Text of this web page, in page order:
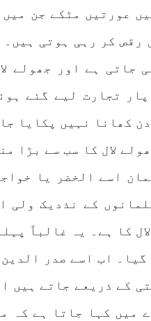
عورتیں مٹکے جن
رقص کر رہی ہوتی
جاتی ہے اور جھولے
تجارت لیے گئے
کھانا نہیں پکایا
لال کا سب سے بڑا
اسے الخضر یا
کے نذدیک ولی
کا ہے۔ یہ غالباً
گیا۔ اب اسے صدر
کے ذریعے جاتے ہیں
میں کہا جاتا ہے کہ